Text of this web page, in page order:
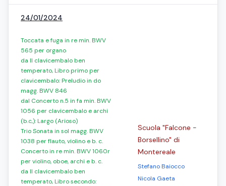
24/01/2024
Toccata e fuga in re min. BWV
565 per organo
da Il clavicembalo ben
temperato, Libro primo per
clavicembalo: Preludio in do
magg. BWV 846
dal Concerto n.5 in fa min. BWV
1056 per clavicembalo e archi
(b.c,): Largo (Arioso)
Trio Sonata in sol magg. BWV
1038 per flauto, violino e b. c.
Concerto in re min. BWV 1060r
per violino, oboe, archi e b. c.
da Il clavicembalo ben
temperato, Libro secondo:
Scuola "Falcone -
Borsellino" di
Montereale
Stefano Baiocco
Nicola Gaeta